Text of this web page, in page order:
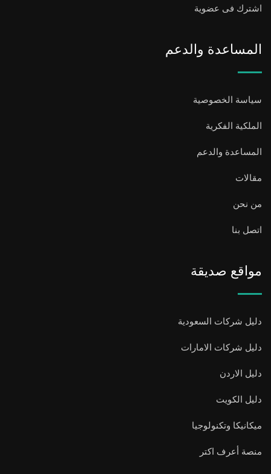
اشترك فى عضوية
المساعدة والدعم
سياسة الخصوصية
الملكية الفكرية
المساعدة والدعم
مقالات
من نحن
اتصل بنا
مواقع صديقة
دليل شركات السعودية
دليل شركات الامارات
دليل الاردن
دليل الكويت
ميكانيكا وتكنولوجيا
منصة أعرف اكتر